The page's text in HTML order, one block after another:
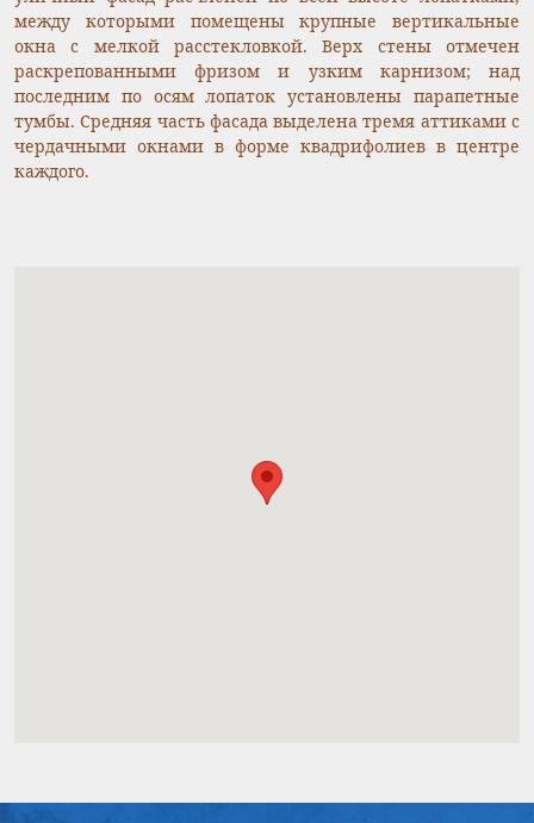
между которыми помещены крупные вертикальные
окна с мелкой расстекловкой. Верх стены отмечен
раскрепованными фризом и узким карнизом; над
последним по осям лопаток установлены парапетные
тумбы. Средняя часть фасада выделена тремя аттиками с
чердачными окнами в форме квадрифолиев в центре
каждого.